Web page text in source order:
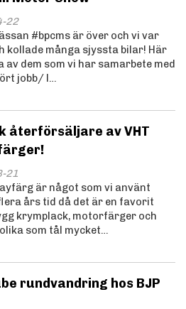
22
#bpcms är över och vi var
kollade många sjyssta bilar! Här
av dem som vi har samarbete med
jobb/ l…
återförsäljare av VHT
21
är något som vi använt
års tid då det är en favorit
krymplack, motorfärger och
som tål mycket…
rundvandring hos BJP